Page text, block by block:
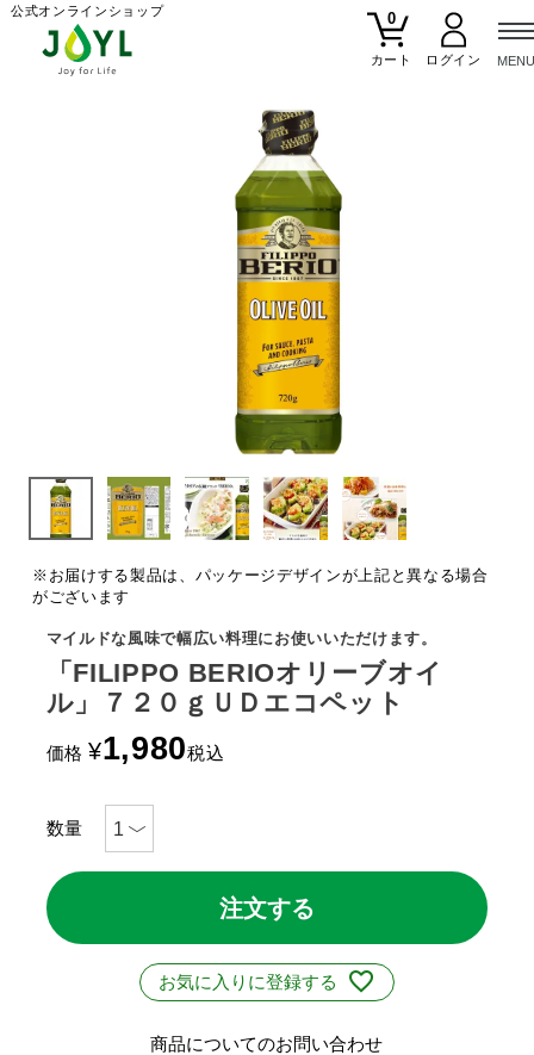
公式オンラインショップ
0
カート
※お届けする製品は、パッケージデザインが上記と異なる場合
がございます
マイルドな風味で幅広い料理にお使いいただけます。
「FILIPPO BERIOオリーブオイ
ル」７２０ｇＵＤエコペット
価格 ¥1,980税込
注文する
お気に入りに登録する
商品についてのお問い合わせ